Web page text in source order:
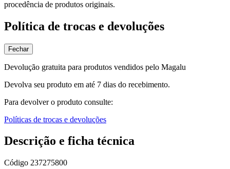
procedência de produtos originais.
Política de trocas e devoluções
Fechar
Devolução gratuita para produtos vendidos pelo Magalu
Devolva seu produto em até 7 dias do recebimento.
Para devolver o produto consulte:
Políticas de trocas e devoluções
Descrição e ficha técnica
Código 237275800